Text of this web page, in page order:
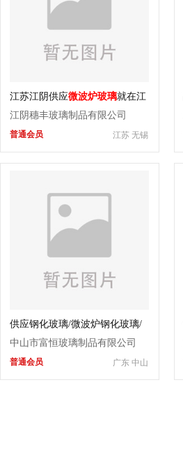
江苏江阴供应微波炉玻璃就在江
阴穗丰
江阴穗丰玻璃制品有限公司
江苏 无锡
普通会员
供应钢化玻璃/微波炉钢化玻璃/
烤箱玻璃
中山市富恒玻璃制品有限公司
广东 中山
普通会员